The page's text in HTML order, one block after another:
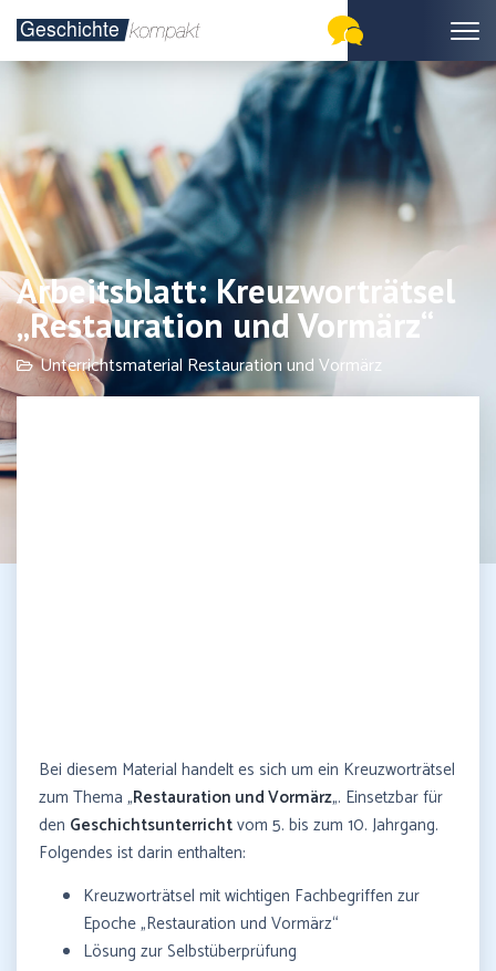
Arbeitsblatt: Kreuzworträtsel
„Restauration und Vormärz“
Unterrichtsmaterial Restauration und Vormärz
Bei diesem Material handelt es sich um ein Kreuzworträtsel
zum Thema „Restauration und Vormärz„. Einsetzbar für
den Geschichtsunterrichtvom 5. bis zum 10. Jahrgang.
Folgendes ist darin enthalten:
Kreuzworträtsel mit wichtigen Fachbegriffen zur
Epoche „Restauration und Vormärz“
Lösung zur Selbstüberprüfung